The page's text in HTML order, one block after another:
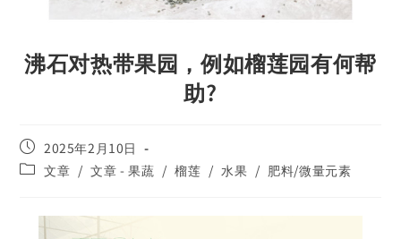
沸石对热带果园，例如榴莲园有何帮
助?
2025年2月10日
文章 / 文章 - 果蔬 / 榴莲 / 水果 / 肥料/微量元素